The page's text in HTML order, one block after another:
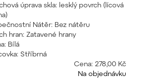
úprava skla: lesklý povrch (lícová
Nátěr: Bez nátěru
hran: Zatavené hrany
Bílá
Stříbrná
Cena: 278,00 Kč
Na objednávku